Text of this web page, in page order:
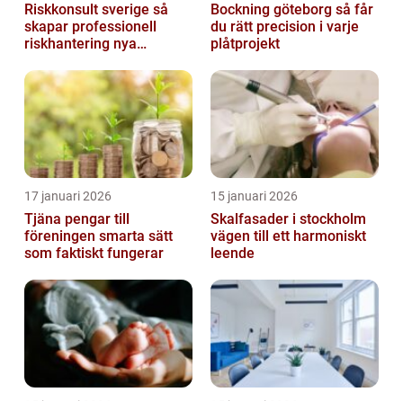
Riskkonsult sverige så
skapar professionell
riskhantering nya
Bockning göteborg så får
du rätt precision i varje
plåtprojekt
17 januari 2026
Tjäna pengar till
föreningen smarta sätt
som faktiskt fungerar
15 januari 2026
Skalfasader i stockholm
vägen till ett harmoniskt
leende